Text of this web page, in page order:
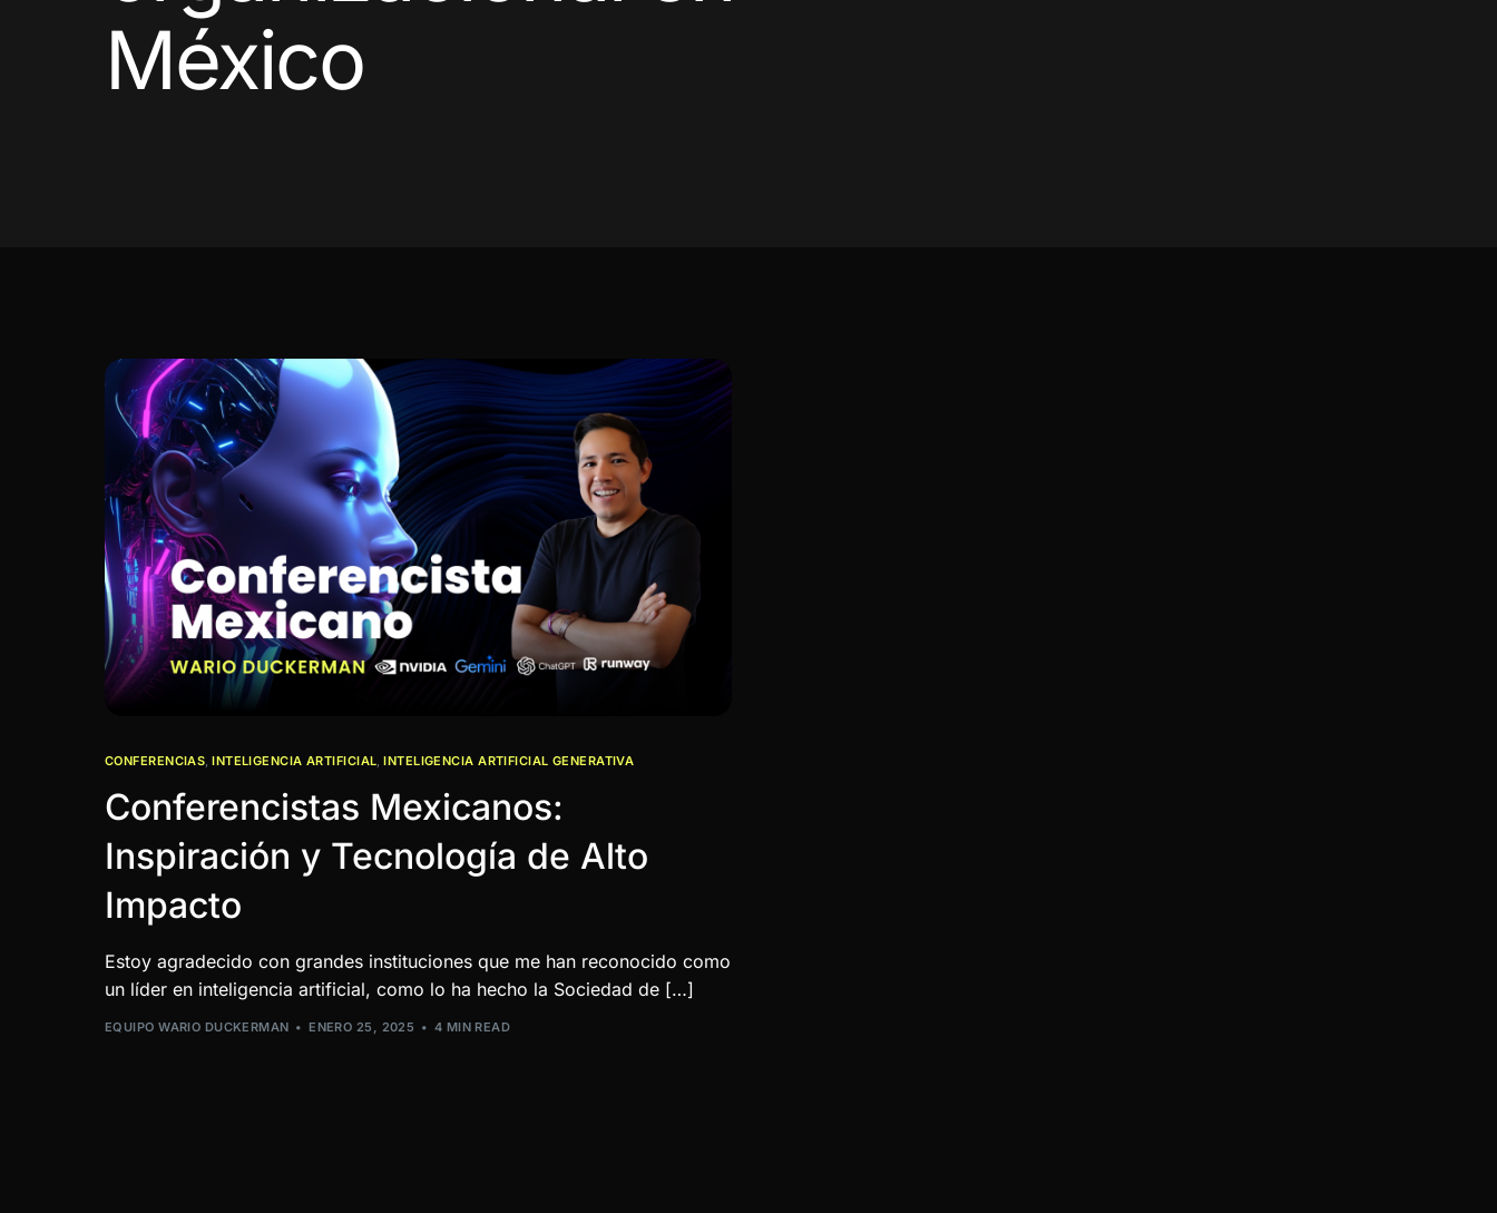
México
CONFERENCIAS ,INTELIGENCIA ARTIFICIAL ,INTELIGENCIA ARTIFICIAL GENERATIVA
Conferencistas Mexicanos:
Inspiración y Tecnología de Alto
Impacto
Estoy agradecido con grandes instituciones que me han reconocido como
un líder en inteligencia artificial, como lo ha hecho la Sociedad de […]
EQUIPO WARIO DUCKERMAN ENERO 25, 2025 4 MIN READ